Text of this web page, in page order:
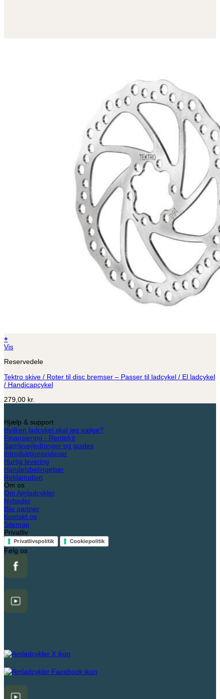
+
Vis
Reservedele
Tektro skive / Roter til disc bremser – Passer til ladcykel / El ladcykel
/ Handicapcykel
279,00 kr.
Hjælp & support
Hvilken ladcykel skal jeg vælge?
Finansiering - Rentefrit
Samlevejledninger og guides
Introduktionsvideoer
Hurtig levering
Handelsbetingelser
Reklamation
Om os
Om Amladcykler
Nyheder
Bliv partner
Kontakt os
Sitemap
Privatliv
Privatlivspolitik Cookiepolitik
Følg os